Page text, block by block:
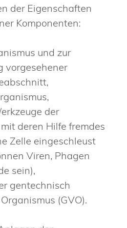
der Eigenschaften
Komponenten:
und zur
vorgesehener
der
deren Hilfe fremdes
Zelle eingeschleust
Viren, Phagen
sein),
gentechnisch
(GVO).